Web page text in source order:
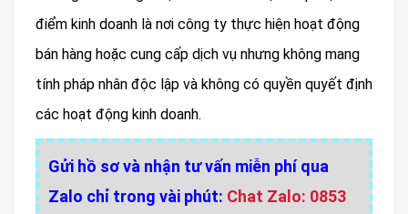
điểm kinh doanh là nơi công ty thực hiện hoạt động
bán hàng hoặc cung cấp dịch vụ nhưng không mang
tính pháp nhân độc lập và không có quyền quyết định
các hoạt động kinh doanh.
Gửi hồ sơ và nhận tư vấn miễn phí qua
Zalo chỉ trong vài phút: Chat Zalo: 0853